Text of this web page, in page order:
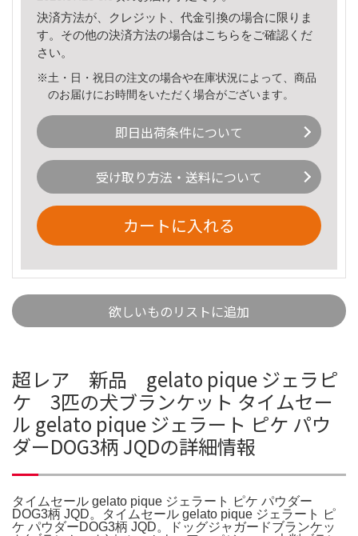
決済方法が、クレジット、代金引換の場合に限りま
す。その他の決済方法の場合はこちら をご確認くだ
さい。
※土・日・祝日の注文の場合や在庫状況によって、商品
のお届けにお時間をいただく場合がございます。
即日出荷条件について
受け取り方法・送料について
カートに入れる
欲しいものリストに追加
超レア 新品 gelato pique ジェラピ
ケ 3匹の犬ブランケット タイムセー
ル gelato pique ジェラート ピケ パウ
ダーDOG3柄 JQDの詳細情報
タイムセール gelato pique ジェラート ピケ パウダー
DOG3柄 JQD。タイムセール gelato pique ジェラート ピ
ケ パウダーDOG3柄 JQD。ドッグジャガードブランケッ